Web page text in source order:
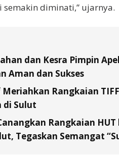
semakin diminati,” ujarnya.
dan Kesra Pimpin
Aman dan Sukses
Rangkaian
di Sulut
Rangkaian
Tegaskan Semangat